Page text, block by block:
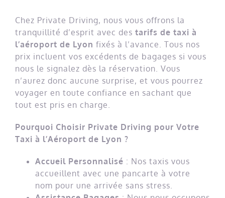
Chez Private Driving, nous vous offrons la
tranquillité d’esprit avec des tarifs de taxi à
l’aéroport de Lyon fixés à l’avance. Tous nos
prix incluent vos excédents de bagages si vous
nous le signalez dès la réservation. Vous
n’aurez donc aucune surprise, et vous pourrez
voyager en toute confiance en sachant que
tout est pris en charge.
Pourquoi Choisir Private Driving pour Votre
Taxi à l’Aéroport de Lyon ?
Accueil Personnalisé : Nos taxis vous
accueillent avec une pancarte à votre
nom pour une arrivée sans stress.